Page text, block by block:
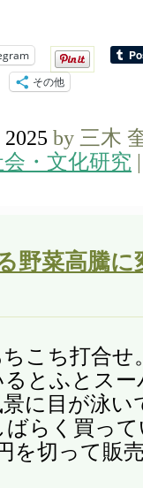
その他
by 三木
会・文化研究
野菜高騰
こち打合せ
るとふとス
に目が泳い
らく買っ
を切って販